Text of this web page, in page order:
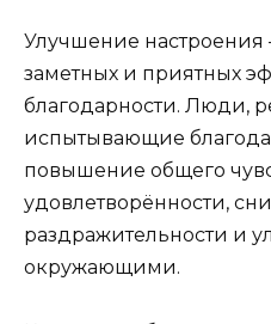
Улучшение
заметных и приятных
благодарности. Люди,
испытывающие
повышение общего
удовлетворённости,
раздражительности и
окружающими.